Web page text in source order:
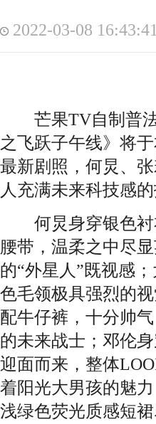
2022-03-08
芒果TV自制普法
之飞跃子午线》将
最新剧照，何炅、
人充满未来科技感
何炅身穿银色衬
腰带，温柔之中尽
的“外星人”既视感
色毛领极具强烈的
配牛仔裤，十分帅
的未来战士；邓伦
迎面而来，整体
着阳光大男孩的魅
浅绿色荧光质感短